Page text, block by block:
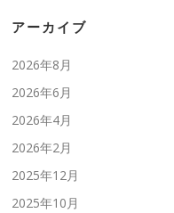
アーカイブ
2026年8月
2026年6月
2026年4月
2026年2月
2025年12月
2025年10月